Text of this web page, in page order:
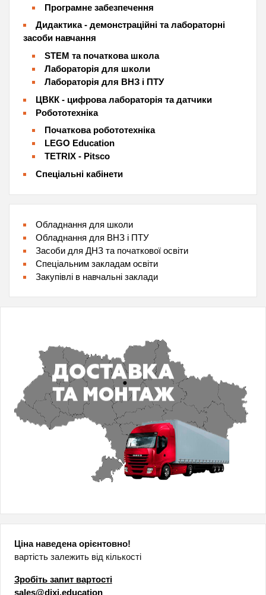
Програмне забезпечення
Дидактика - демонстраційні та лабораторні
засоби навчання
STEM та початкова школа
Лабораторія для школи
Лабораторія для ВНЗ і ПТУ
ЦВКК - цифрова лабораторія та датчики
Робототехніка
Початкова робототехніка
LEGO Education
TETRIX - Pitsco
Спеціальні кабінети
Обладнання для школи
Обладнання для ВНЗ і ПТУ
Засоби для ДНЗ та початкової освіти
Спеціальним закладам освіти
Закупівлі в навчальні заклади
Ціна наведена орієнтовно!
вартість залежить від кількості
Зробіть запит вартості
sales@dixi.education